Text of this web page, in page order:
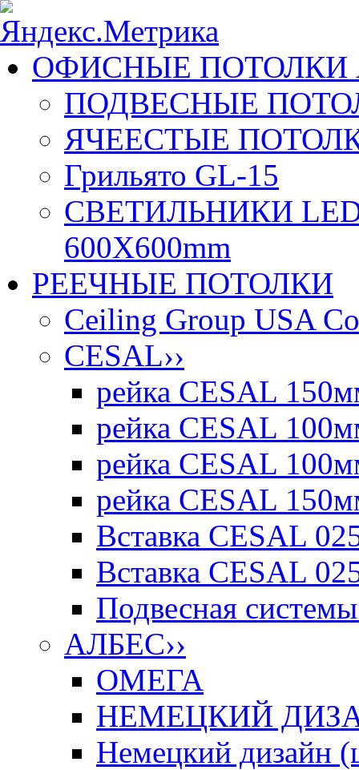
ОФИСНЫЕ ПОТОЛКИ
ПОДВЕСНЫЕ
ЯЧЕЕСТЫЕ
Грильято GL-15
СВЕТИЛЬНИКИ
600X600mm
РЕЕЧНЫЕ ПОТОЛКИ
Ceiling Group USA
CESAL››
рейка CESAL
рейка CESAL
рейка CESAL
рейка CESAL
Вставка CESAL
Вставка CESAL
Подвесная
АЛБЕС››
ОМЕГА
НЕМЕЦКИЙ
Немецкий дизайн